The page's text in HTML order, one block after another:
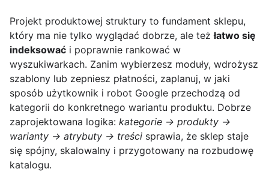
Projekt produktowej struktury to fundament sklepu,
który ma nie tylko wyglądać dobrze, ale teżłatwo się
indeksować i poprawnie rankować w
wyszukiwarkach. Zanim wybierzesz moduły, wdrożysz
szablony lub zepniesz płatności, zaplanuj, w jaki
sposób użytkownik i robot Google przechodzą od
kategorii do konkretnego wariantu produktu. Dobrze
zaprojektowana logika: kategorie → produkty →
warianty → atrybuty → treści sprawia, że sklep staje
się spójny, skalowalny i przygotowany na rozbudowę
katalogu.